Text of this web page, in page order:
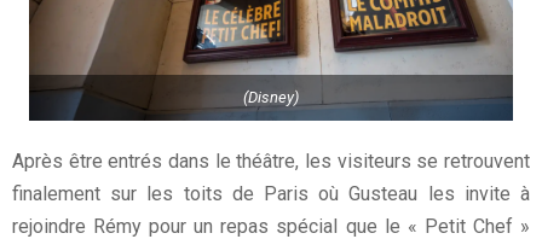
(Disney)
Après être entrés dans le théâtre, les visiteurs se retrouvent
finalement sur les toits de Paris où Gusteau les invite à
rejoindre Rémy pour un repas spécial que le « Petit Chef »